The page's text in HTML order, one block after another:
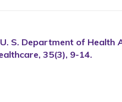
U. S. Department of
35(3), 9-14.